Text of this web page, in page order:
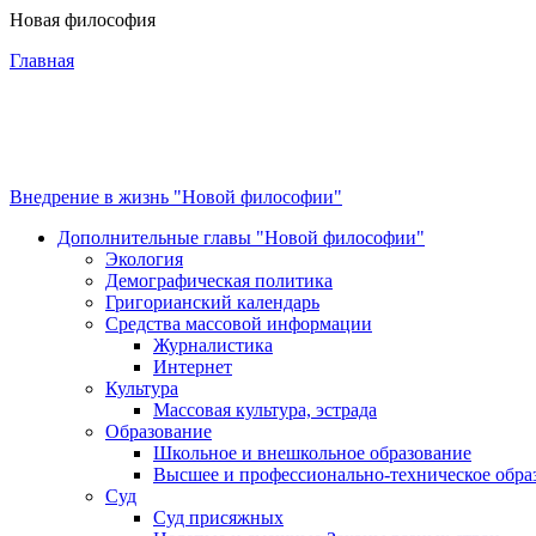
Новая философия
Главная
Программа
Материалы
Внедрение в жизнь "Новой философии"
Дополнительные главы "Новой философии"
Экология
Демографическая политика
Григорианский календарь
Средства массовой информации
Журналистика
Интернет
Культура
Массовая культура, эстрада
Образование
Школьное и внешкольное образование
Высшее и профессионально-техническое
Суд
Суд присяжных